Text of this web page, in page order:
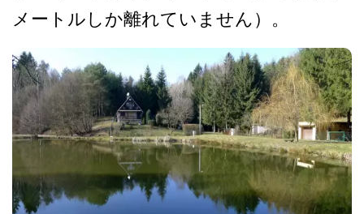
メートルしか離れていません­）。